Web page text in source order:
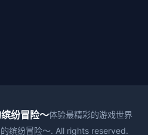
纷冒险～体验最精彩的游戏世界
缤纷冒险～. All rights reserved.